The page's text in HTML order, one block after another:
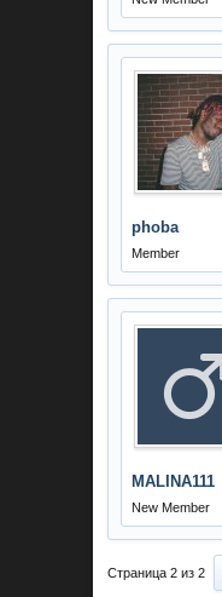
phoba
Member
MALINA111
New Member
Страница 2 из 2